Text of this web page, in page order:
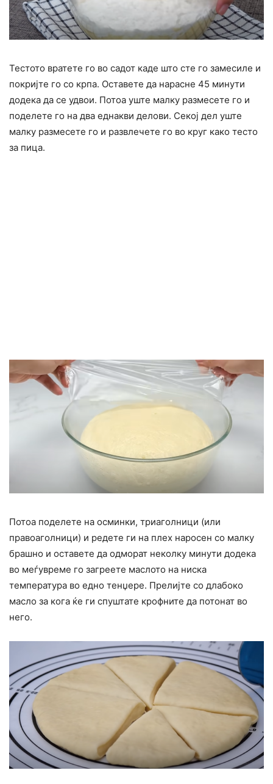
Тестото вратете го во садот каде што сте го замесиле и
покријте го со крпа. Оставете да нарасне 45 минути
додека да се удвои. Потоа уште малку размесете го и
поделете го на два еднакви делови. Секој дел уште
малку размесете го и развлечете го во круг како тесто
за пица.
Потоа поделете на осминки, триаголници (или
правоаголници) и редете ги на плех наросен со малку
брашно и оставете да одморат неколку минути додека
во меѓувреме го загреете маслото на ниска
температура во едно тенџере. Прелијте со длабоко
масло за кога ќе ги спуштате крофните да потонат во
него.